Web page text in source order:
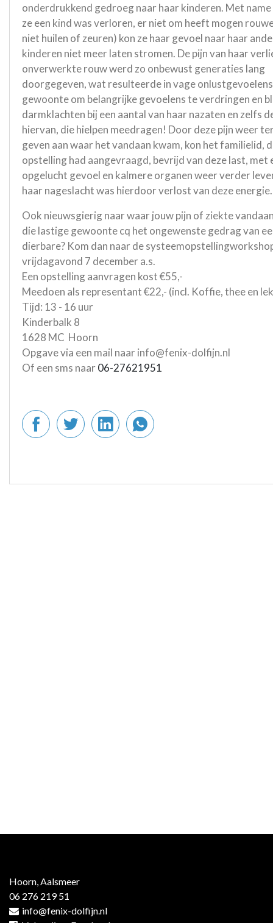
onderdrukkend gedroeg naar haar kinderen. Met
ze een kind was verloren, er niet om heeft mogen
niet huilen of zeuren) kon ze haar gevoel naar haar
kinderen niet meer laten stromen. De pijn van haar
onverwerkte rouw werd zo onbewust generaties lang
doorgegeven, wat resulteerde in vage
gewoonte om belangrijke gevoelens te verdringen en
darmklachten bij een aantal van haar nazaten en zelfs
hiervan, die hielpen meedragen! Door deze pijn weer
geven aan waar het vandaan kwam, kon het familielid,
opstelling had aangevraagd, bevrijd van deze last, met
opgelucht gevoel en kalmere organen weer verder
haar nageslacht was hierdoor verlost van deze energie.
Ook nieuwsgierig naar waar jouw pijn of ziekte
die lastige gewoonte cq het ongewenste gedrag van
dierbare? Kom dan naar de
vrijdagavond 7 december a.s.
Een opstelling aanvragen kost €55,-
Meedoen als representant €22,- (incl. Koffie, thee en
Tijd: 13 - 16 uur
Kinderbalk 8
1628 MC Hoorn
Opgave via een mail naar info@fenix-dolfijn.nl
Of een sms naar06-27621951
Hoorn, Aalsmeer
06 276 219 51
info@fenix-dolfijn.nl